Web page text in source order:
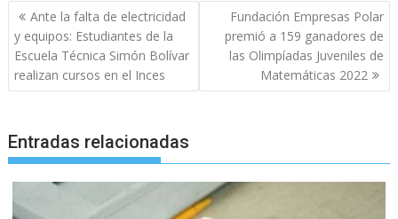
Navegación
de
entradas
Ante la falta de electricidad
y equipos: Estudiantes de la
Escuela Técnica Simón Bolívar
realizan cursos en el Inces
Fundación Empresas Polar
premió a 159 ganadores de
las Olimpíadas Juveniles de
Matemáticas 2022
Entradas relacionadas